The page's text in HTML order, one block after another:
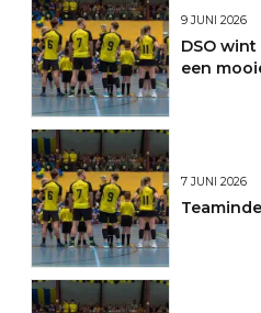
9 JUNI 2026
DSO
een
7 JUNI 2026